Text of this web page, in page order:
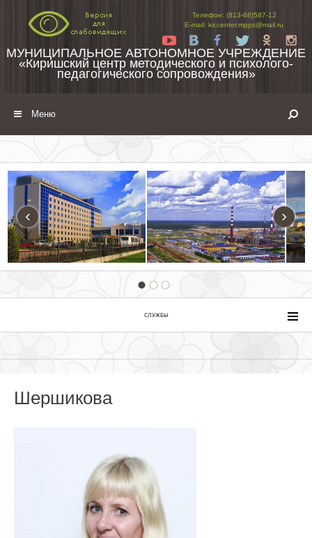
Телефон: (813-68)587-12
E-mail: kir.center.mpps@mail.ru
Yt
Tw
МУНИЦИПАЛЬНОЕ АВТОНОМНОЕ УЧРЕЖДЕНИЕ
«Киришский центр методического и психолого-
педагогического сопровождения»
Меню
‹ ›
СЛУЖБЫ
Шершикова